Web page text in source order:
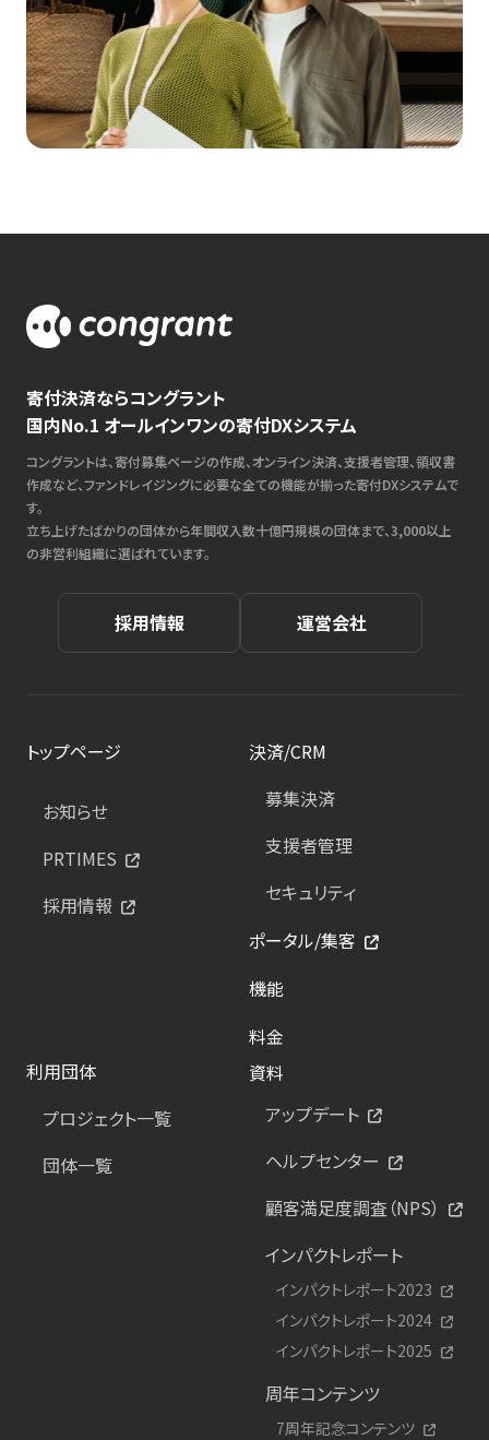
寄付決済ならコングラント
国内No.1 オールインワンの寄付DXシステム
コングラントは、寄付募集ページの作成、オンライン決済、支援者管理、領収書
作成など、ファンドレイジングに必要な全ての機能が揃った寄付DXシステムで
す。
立ち上げたばかりの団体から年間収入数十億円規模の団体まで、3,000以上
の非営利組織に選ばれています。
採用情報 運営会社
トップページ
お知らせ
PRTIMES
採用情報
決済/CRM
募集決済
支援者管理
セキュリティ
ポータル/集客
機能
料金
利用団体
プロジェクト一覧
団体一覧
資料
アップデート
ヘルプセンター
顧客満足度調査（NPS）
インパクトレポート
インパクトレポート2023
インパクトレポート2024
インパクトレポート2025
周年コンテンツ
7周年記念コンテンツ